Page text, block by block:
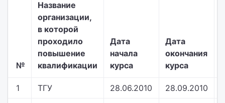
№
Название
организации,
в которой
проходило
повышение
квалификации
Дата
начала
курса
Дата
окончания
курса
1 ТГУ 28.06.2010 28.09.2010